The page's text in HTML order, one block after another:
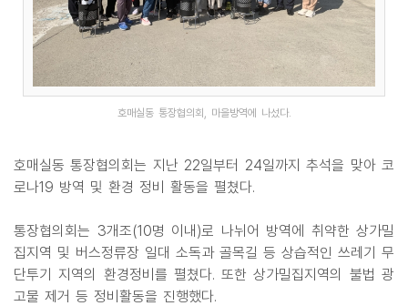
호매실동 통장협의회, 마을방역에 나섰다.
호매실동 통장협의회는 지난 22일부터 24일까지 추석을 맞아 코
로나19 방역 및 환경 정비 활동을 펼쳤다.
통장협의회는 3개조(10명 이내)로 나뉘어 방역에 취약한 상가밀
집지역 및 버스정류장 일대 소독과 골목길 등 상습적인 쓰레기 무
단투기 지역의 환경정비를 펼쳤다. 또한 상가밀집지역의 불법 광
고물 제거 등 정비활동을 진행했다.